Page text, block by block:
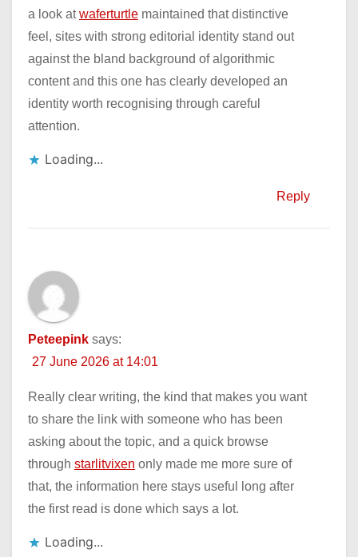
a look atwaferturtle maintained that distinctive
feel, sites with strong editorial identity stand out
against the bland background of algorithmic
content and this one has clearly developed an
identity worth recognising through careful
attention.
Loading...
Reply
Peteepink says:
27 June 2026 at 14:01
Really clear writing, the kind that makes you want
to share the link with someone who has been
asking about the topic, and a quick browse
through starlitvixen only made me more sure of
that, the information here stays useful long after
the first read is done which says a lot.
Loading...